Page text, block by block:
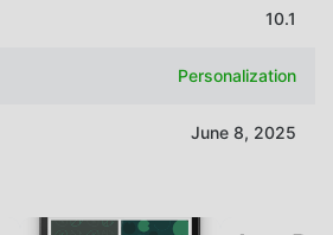
10.1
Personalization
June 8, 2025